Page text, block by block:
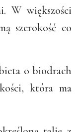
W większości
szerokość co
o biodrach
która ma